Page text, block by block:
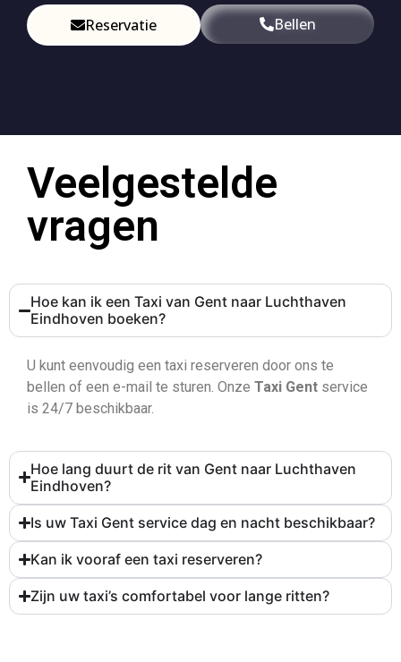
Reservatie Bellen
Veelgestelde
vragen
Hoe kan ik een Taxi van Gent naar Luchthaven
Eindhoven boeken?
U kunt eenvoudig een taxi reserveren door ons te
bellen of een e-mail te sturen. Onze Taxi Gent service
is 24/7 beschikbaar.
Hoe lang duurt de rit van Gent naar Luchthaven
Eindhoven?
Is uw Taxi Gent service dag en nacht beschikbaar?
Kan ik vooraf een taxi reserveren?
Zijn uw taxi’s comfortabel voor lange ritten?